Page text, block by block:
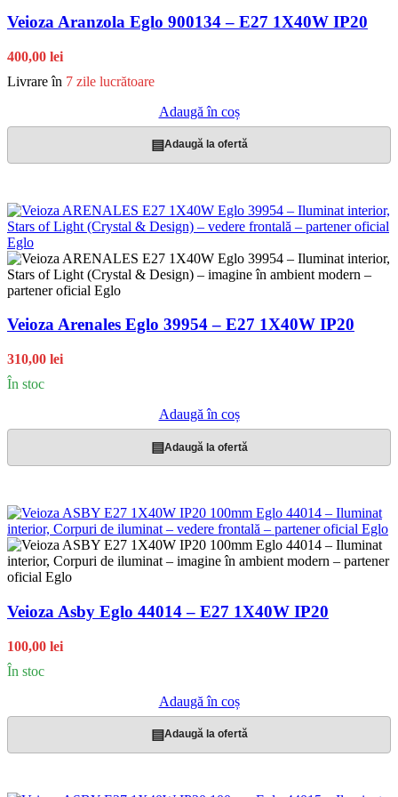
Veioza Aranzola Eglo 900134 – E27 1X40W IP20
400,00 lei
Livrare în 7 zile lucrătoare
Adaugă în coș
▤Adaugă la ofertă
Veioza Arenales Eglo 39954 – E27 1X40W IP20
310,00 lei
În stoc
Adaugă în coș
▤Adaugă la ofertă
Veioza Asby Eglo 44014 – E27 1X40W IP20
100,00 lei
În stoc
Adaugă în coș
▤Adaugă la ofertă